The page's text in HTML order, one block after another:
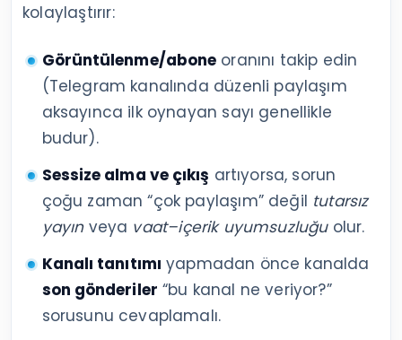
kolaylaştırır:
Görüntülenme/abone oranını takip edin
(Telegram kanalında düzenli paylaşım
aksayınca ilk oynayan sayı genellikle
budur).
Sessize alma ve çıkış artıyorsa, sorun
çoğu zaman “çok paylaşım” değil tutarsız
yayınveya vaat–içerik uyumsuzluğuolur.
Kanalı tanıtımı yapmadan önce kanalda
son gönderiler “bu kanal ne veriyor?”
sorusunu cevaplamalı.